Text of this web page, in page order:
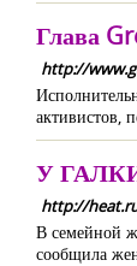
Глава
http://
активистов,
У
http://
В семейной
сообщила